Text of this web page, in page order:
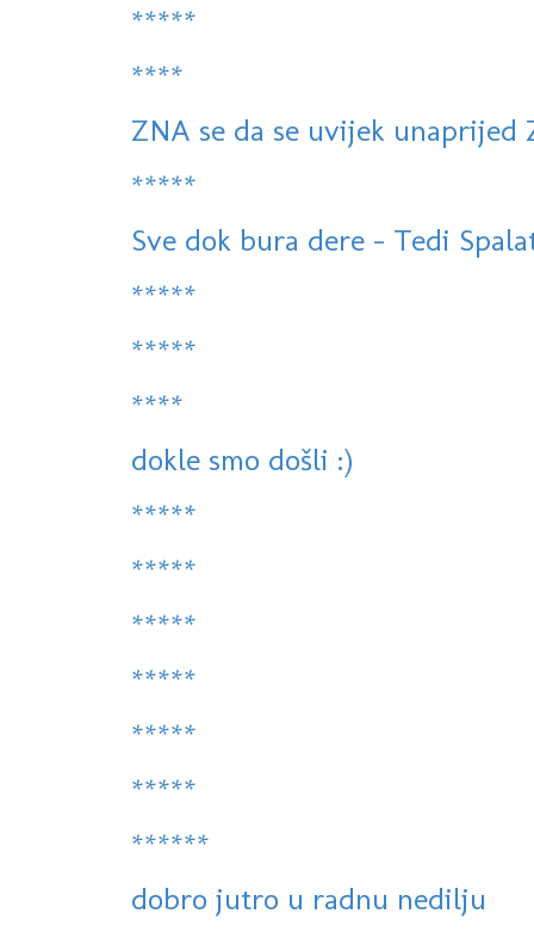
*****
****
ZNA se da se uvijek unaprijed
*****
Sve dok bura dere - Tedi
*****
*****
****
dokle smo došli :)
*****
*****
*****
*****
*****
*****
******
dobro jutro u radnu nedilju